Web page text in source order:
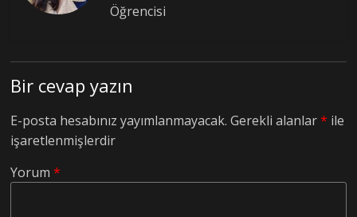
Öğrencisi
Bir cevap yazın
E-posta hesabınız yayımlanmayacak. Gerekli alanlar* ile
işaretlenmişlerdir
Yorum*